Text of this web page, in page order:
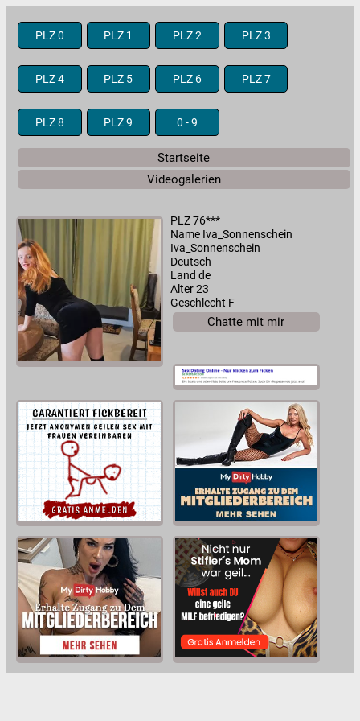
PLZ 0 PLZ 1 PLZ 2 PLZ 3
PLZ 4 PLZ 5 PLZ 6 PLZ 7
PLZ 8 PLZ 9 0 - 9
Startseite
Videogalerien
PLZ 76***
Name Iva_Sonnenschein
Iva_Sonnenschein
Deutsch
Land de
Alter 23
Geschlecht F
Chatte mit mir